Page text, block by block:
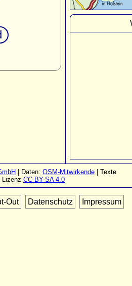
| Daten: OSM-Mitwirkende | Texte
CC-BY-SA 4.0
Out Datenschutz Impressum